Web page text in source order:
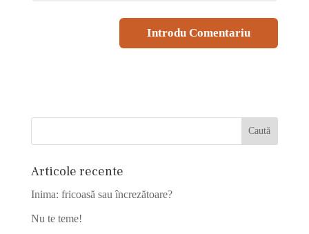
Articole recente
Inima: fricoasă sau încrezătoare?
Nu te teme!